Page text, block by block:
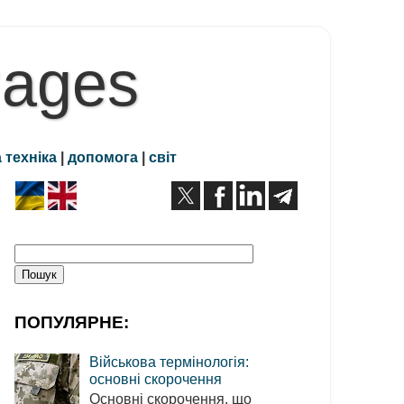
| допомога | світ
ПОПУЛЯРНЕ:
Військова термінологія:
основні скорочення
Основні скорочення, що